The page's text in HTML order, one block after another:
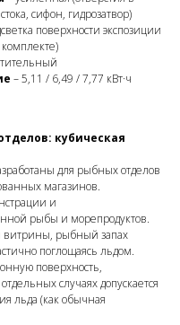
сифон, гидрозатвор)
поверхности экспозиции
комплекте)
– 5,11 / 6,49 / 7,77 кВт·ч
кубическая
для рыбных отделов
магазинов.
и
рыбы и морепродуктов.
витрины, рыбный запах
поглощаясь льдом.
поверхность,
случаях допускается
льда (как обычная